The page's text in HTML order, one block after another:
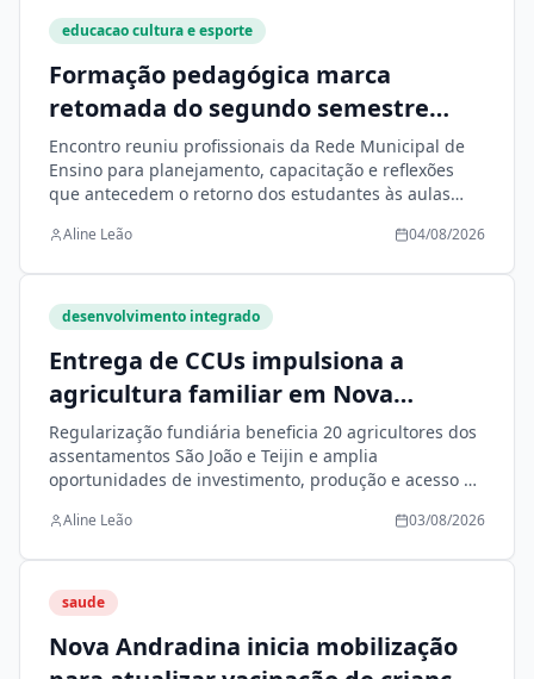
educacao cultura e esporte
Formação pedagógica marca
retomada do segundo semestre
letivo em Nova Andradina
Encontro reuniu profissionais da Rede Municipal de
Ensino para planejamento, capacitação e reflexões
que antecedem o retorno dos estudantes às aulas
Aline Leão 04/08/2026
desenvolvimento integrado
Entrega de CCUs impulsiona a
agricultura familiar em Nova
Andradina
Regularização fundiária beneficia 20 agricultores dos
assentamentos São João e Teijin e amplia
oportunidades de investimento, produção e acesso às
Aline Leão 03/08/2026
saude
Nova Andradina inicia mobilização